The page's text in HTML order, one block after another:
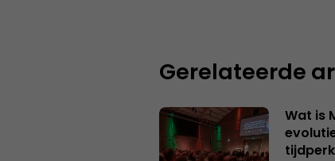
Gerelateerde
Wat is